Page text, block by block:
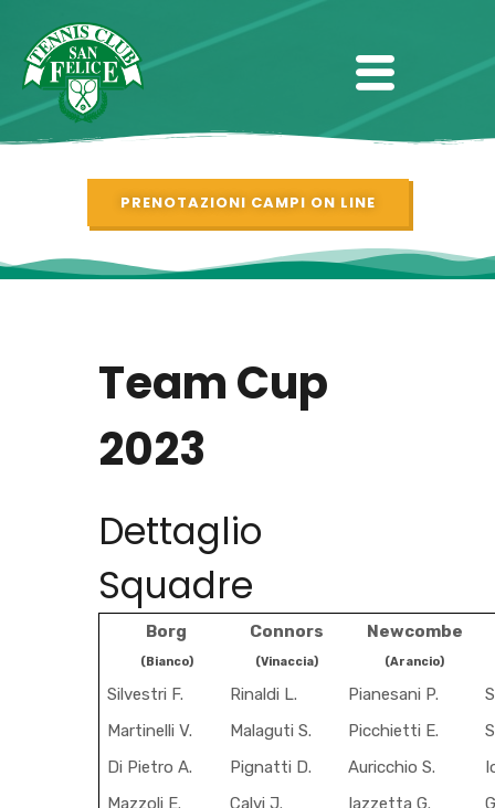
PRENOTAZIONI CAMPI ON LINE
Team Cup
2023
Dettaglio
Squadre
Borg
(Bianco)
Connors
(Vinaccia)
Newcombe
(Arancio)
Silvestri F. Rinaldi L. Pianesani P.
Martinelli V.
Malaguti S. Picchietti E.
Di Pietro A.
Pignatti D. Auricchio S.
Mazzoli E.
Calvi J. Iazzetta G.